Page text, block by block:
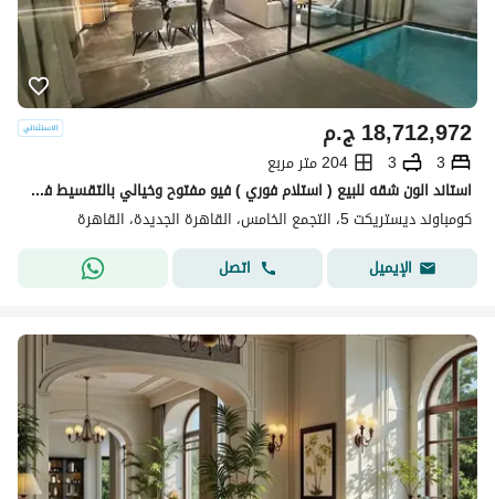
ج.م18,712,972
3
3
204 متر مربع
استاند الون شقه للبيع ( استلام فوري ) فيو مفتوح وخيالي بالتقسيط في كمبوند ديستركت 5 في التجمع الخامس بجوار نيو قطاميه
كومباوند ديستريكت 5، التجمع الخامس، القاهرة الجديدة، القاهرة
الإيميل
اتصل